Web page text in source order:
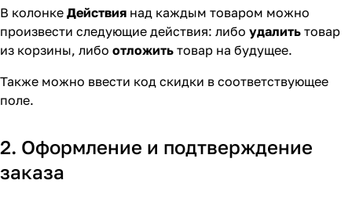
В колонке Действия над каждым товаром можно
произвести следующие действия: либо удалить товар
из корзины, либо отложить товар на будущее.
Также можно ввести код скидки в соответствующее
поле.
2. Оформление и подтверждение
заказа